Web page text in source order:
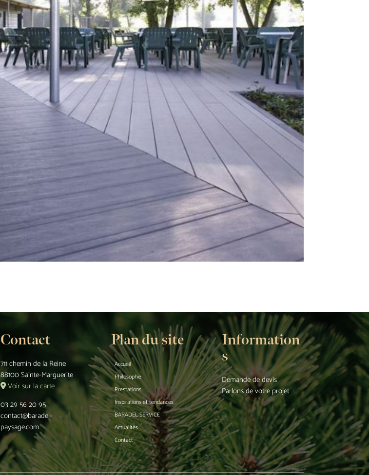
Contact
711 chemin de la Reine
88100 Sainte-Marguerite
Voir sur la carte
03 29 56 20 95
contact@baradel-
paysage.com
Plan du site
Accueil
Philosophie
Prestations
Inspirations et tendances
BARADEL SERVICE
Actualités
Contact
Information
s
Demande de devis
Parlons de votre projet